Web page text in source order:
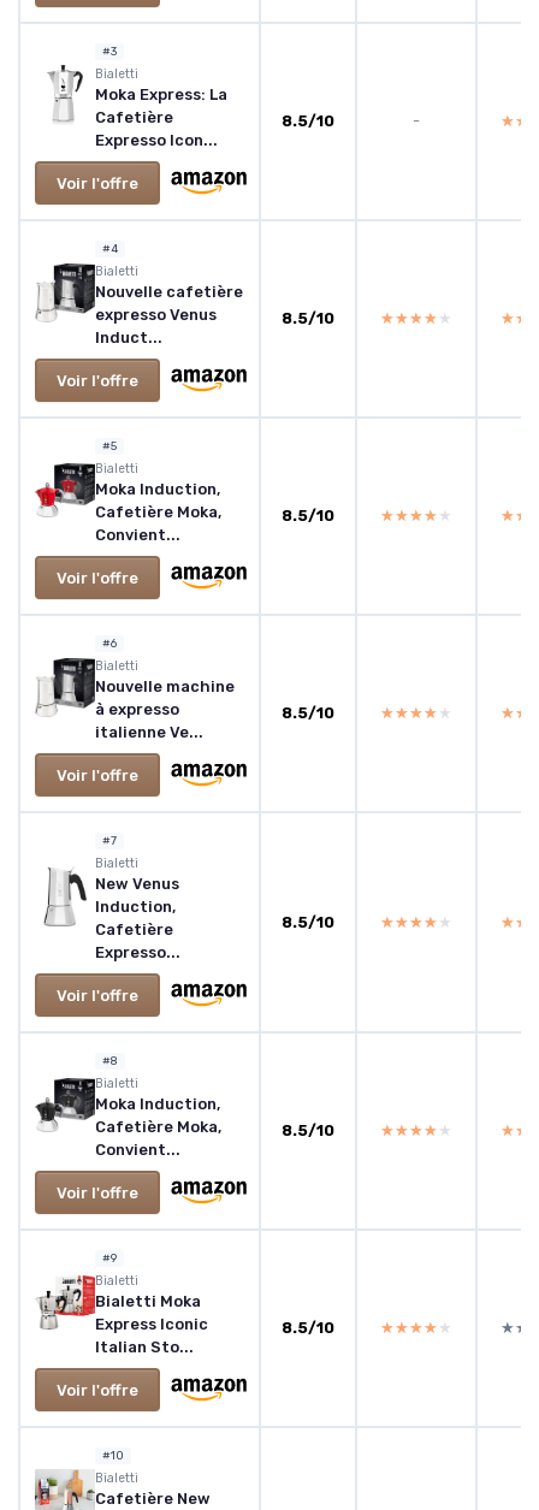
#3
‎Bialetti
Moka Express: La
Cafetière
Expresso Icon...
Voir l'offre
8.5/10 -
#4
‎Bialetti
Nouvelle cafetière
expresso Venus
Induct...
Voir l'offre
8.5/10 ★★★★★
★★★★★
#5
‎Bialetti
Moka Induction,
Cafetière Moka,
Convient...
Voir l'offre
8.5/10 ★★★★★
★★★★★
#6
‎Bialetti
Nouvelle machine
à expresso
italienne Ve...
Voir l'offre
8.5/10 ★★★★★
★★★★★
#7
‎Bialetti
New Venus
Induction,
Cafetière
Expresso...
Voir l'offre
8.5/10 ★★★★★
★★★★★
#8
‎Bialetti
Moka Induction,
Cafetière Moka,
Convient...
Voir l'offre
8.5/10 ★★★★★
★★★★★
#9
Bialetti
Bialetti Moka
Express Iconic
Italian Sto...
Voir l'offre
8.5/10 ★★★★★
★★★★★
#10
Bialetti
Cafetière New